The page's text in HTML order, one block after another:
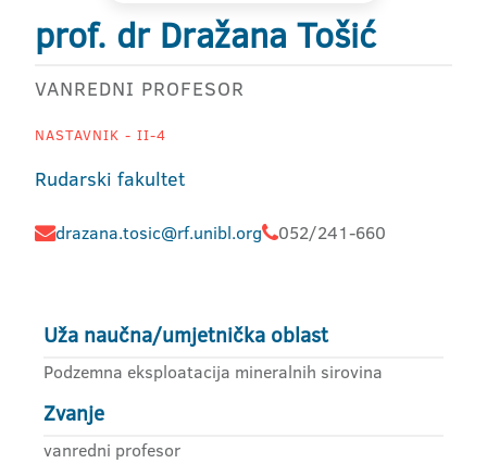
prof. dr Dražana Tošić
VANREDNI PROFESOR
NASTAVNIK - II-4
Rudarski fakultet
drazana.tosic@rf.unibl.org 052/241-660
Uža naučna/umjetnička oblast
Podzemna eksploatacija mineralnih sirovina
Zvanje
vanredni profesor